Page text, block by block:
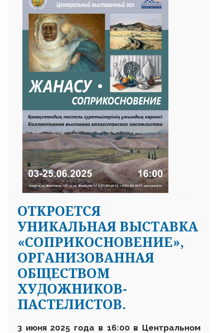
ОТКРОЕТСЯ
УНИКАЛЬНАЯ ВЫСТАВКА
«СОПРИКОСНОВЕНИЕ»,
ОРГАНИЗОВАННАЯ
ОБЩЕСТВОМ
ХУДОЖНИКОВ-
ПАСТЕЛИСТОВ.
3 июня 2025 года в 16:00 в Центральном